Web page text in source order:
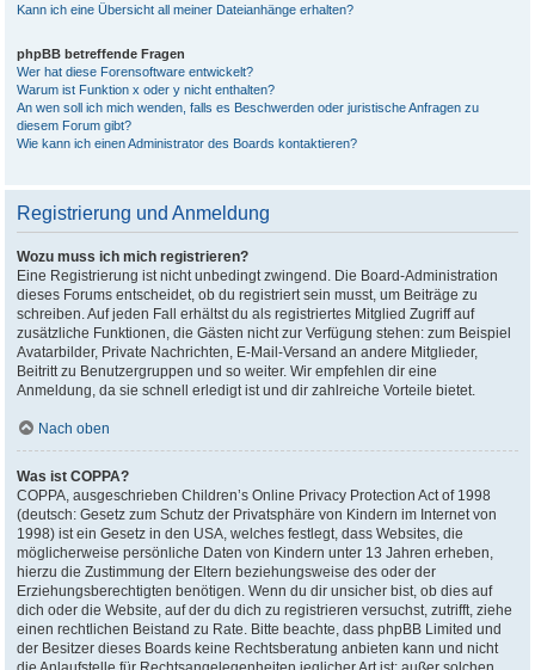
Kann ich eine Übersicht all meiner Dateianhänge erhalten?
phpBB betreffende Fragen
Wer hat diese Forensoftware entwickelt?
Warum ist Funktion x oder y nicht enthalten?
An wen soll ich mich wenden, falls es Beschwerden oder juristische Anfragen zu
diesem Forum gibt?
Wie kann ich einen Administrator des Boards kontaktieren?
Registrierung und Anmeldung
Wozu muss ich mich registrieren?
Eine Registrierung ist nicht unbedingt zwingend. Die Board-Administration
dieses Forums entscheidet, ob du registriert sein musst, um Beiträge zu
schreiben. Auf jeden Fall erhältst du als registriertes Mitglied Zugriff auf
zusätzliche Funktionen, die Gästen nicht zur Verfügung stehen: zum Beispiel
Avatarbilder, Private Nachrichten, E-Mail-Versand an andere Mitglieder,
Beitritt zu Benutzergruppen und so weiter. Wir empfehlen dir eine
Anmeldung, da sie schnell erledigt ist und dir zahlreiche Vorteile bietet.
Nach oben
Was ist COPPA?
COPPA, ausgeschrieben Children’s Online Privacy Protection Act of 1998
(deutsch: Gesetz zum Schutz der Privatsphäre von Kindern im Internet von
1998) ist ein Gesetz in den USA, welches festlegt, dass Websites, die
möglicherweise persönliche Daten von Kindern unter 13 Jahren erheben,
hierzu die Zustimmung der Eltern beziehungsweise des oder der
Erziehungsberechtigten benötigen. Wenn du dir unsicher bist, ob dies auf
dich oder die Website, auf der du dich zu registrieren versuchst, zutrifft, ziehe
einen rechtlichen Beistand zu Rate. Bitte beachte, dass phpBB Limited und
der Besitzer dieses Boards keine Rechtsberatung anbieten kann und nicht